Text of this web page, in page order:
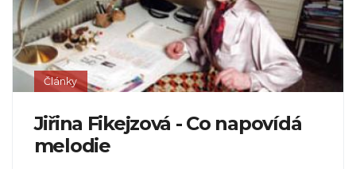
Články
Jiřina Fikejzová - Co napovídá
melodie